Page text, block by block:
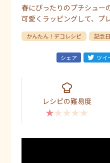
春にぴったりのプチシュー
可愛くラッピングして、プ
かんたん！デコレシピ 記念
シェア ツイ
レシピの難易度
★★★★★